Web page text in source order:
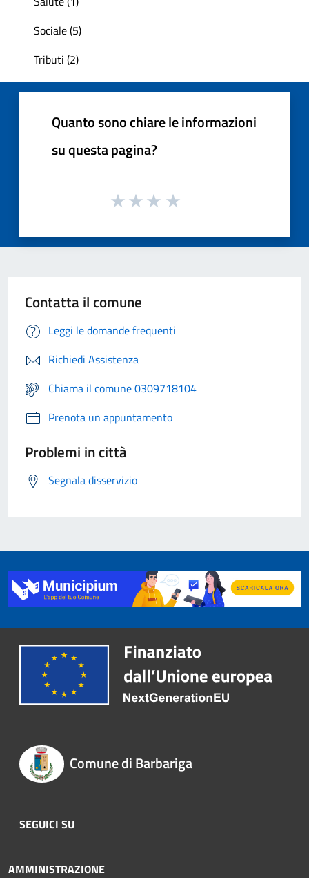
Sociale (5)
Tributi (2)
Quanto sono chiare le informazioni
su questa pagina?
Contatta il comune
Leggi le domande frequenti
Richiedi Assistenza
Chiama il comune 0309718104
Prenota un appuntamento
Problemi in città
Segnala disservizio
Comune di Barbariga
SEGUICI SU
AMMINISTRAZIONE